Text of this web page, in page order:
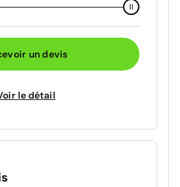
un devis
le détail